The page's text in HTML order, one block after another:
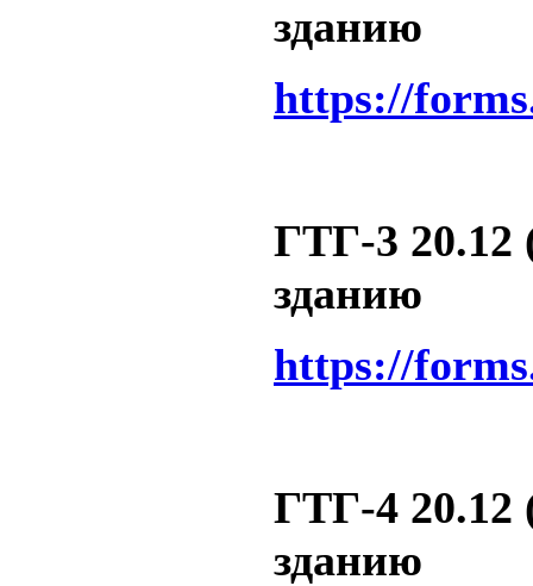
зданию
https://
ГТГ-3 20.12
зданию
https://
ГТГ-4 20.12
зданию